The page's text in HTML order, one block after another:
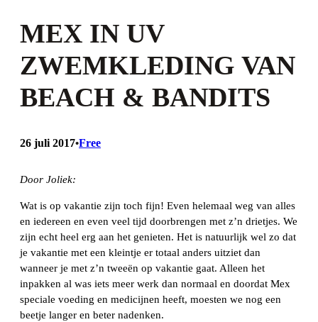
MEX IN UV
ZWEMKLEDING VAN
BEACH & BANDITS
26 juli 2017•Free
Door Joliek:
Wat is op vakantie zijn toch fijn! Even helemaal weg van alles
en iedereen en even veel tijd doorbrengen met z’n drietjes. We
zijn echt heel erg aan het genieten. Het is natuurlijk wel zo dat
je vakantie met een kleintje er totaal anders uitziet dan
wanneer je met z’n tweeën op vakantie gaat. Alleen het
inpakken al was iets meer werk dan normaal en doordat Mex
speciale voeding en medicijnen heeft, moesten we nog een
beetje langer en beter nadenken.